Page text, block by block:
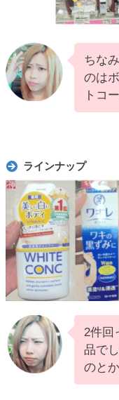
ちな
のは
トコ
ラインナップ
2件回
品で
のと